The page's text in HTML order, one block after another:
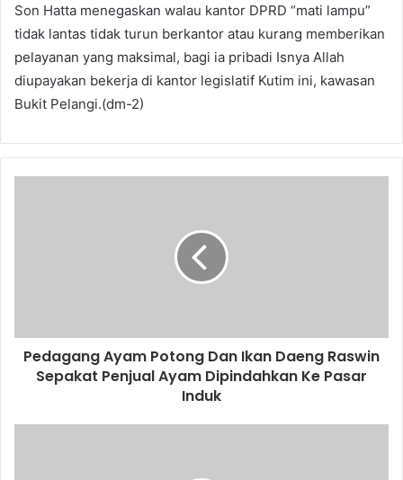
Son Hatta menegaskan walau kantor DPRD “mati lampu”
tidak lantas tidak turun berkantor atau kurang memberikan
pelayanan yang maksimal, bagi ia pribadi Isnya Allah
diupayakan bekerja di kantor legislatif Kutim ini, kawasan
Bukit Pelangi.(dm-2)
Pedagang Ayam Potong Dan Ikan Daeng Raswin
Sepakat Penjual Ayam Dipindahkan Ke Pasar
Induk